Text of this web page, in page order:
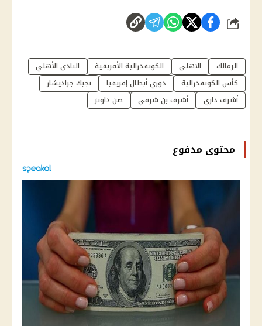
شارك
الزمالك الاهلى الكونفدرالية الأفريقية
النادي الأهلي
كأس الكونفدرالية
دوري أبطال إفريقيا
نجيك جراديشار
أشرف داري
أشرف بن شرقي صن داونز
محتوى مدفوع